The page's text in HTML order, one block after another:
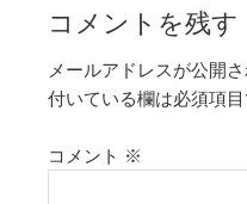
コメントを残す
メールアドレスが公開
付いている欄は必須項
コメント ※